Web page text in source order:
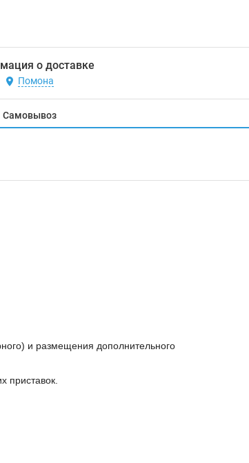
о доставке
Помона
Самовывоз
и размещения дополнительного
приставок.